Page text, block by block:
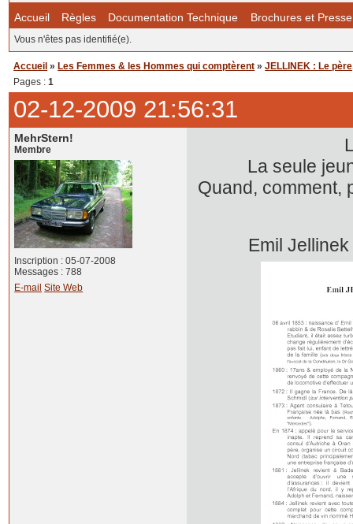
Accueil Règles Documentation Technique Brochures et Presse
Vous n'êtes pas identifié(e).
Accueil » Les Femmes & les Hommes qui comptèrent »JELLINEK : Le
Pages :1
02-12-2009 21:56:31
MehrStern!
Membre
Inscription : 05-07-2008
Messages : 788
E-mail Site Web
La seule
Quand, comment,
Emil